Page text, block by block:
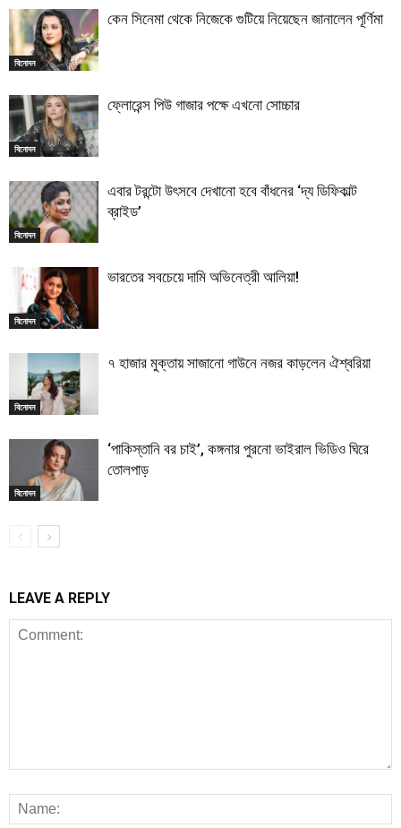
বিনোদন
কেন সিনেমা থেকে নিজেকে গুটিয়ে নিয়েছেন জানালেন পূর্ণিমা
বিনোদন
ফ্লোরেন্স পিউ গাজার পক্ষে এখনো সোচ্চার
বিনোদন
এবার টরন্টো উৎসবে দেখানো হবে বাঁধনের ‘দ্য ডিফিকাল্ট
ব্রাইড’
বিনোদন
ভারতের সবচেয়ে দামি অভিনেত্রী আলিয়া!
বিনোদন
৭ হাজার মুক্তায় সাজানো গাউনে নজর কাড়লেন ঐশ্বরিয়া
বিনোদন
‘পাকিস্তানি বর চাই’, কঙ্গনার পুরনো ভাইরাল ভিডিও ঘিরে
তোলপাড়
LEAVE A REPLY